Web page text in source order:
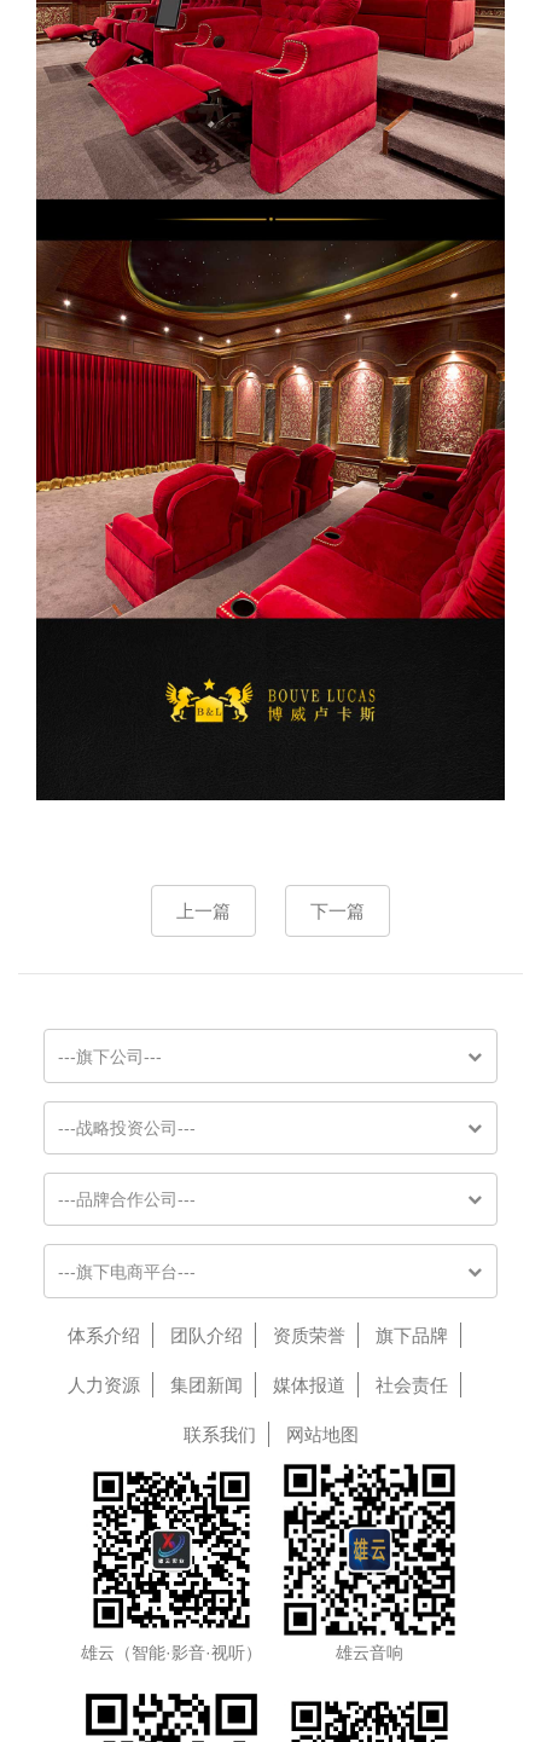
上一篇 下一篇
---旗下公司---
---战略投资公司---
---品牌合作公司---
---旗下电商平台---
体系介绍 团队介绍 资质荣誉 旗下品牌
人力资源 集团新闻 媒体报道 社会责任
联系我们 网站地图
雄云（智能·影音·视听） 雄云音响